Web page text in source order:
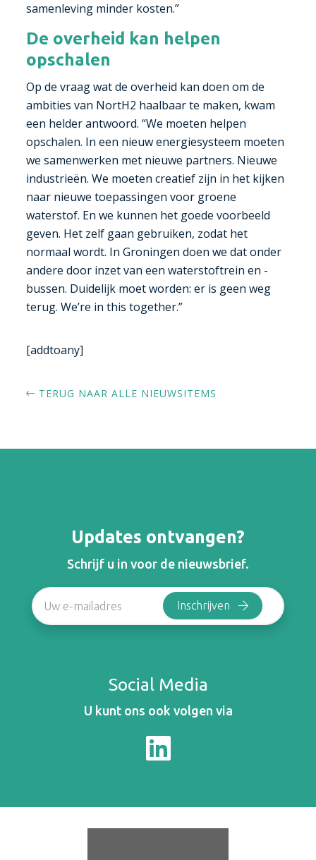
samenleving minder kosten.”
De overheid kan helpen
opschalen
Op de vraag wat de overheid kan doen om de
ambities van NortH2 haalbaar te maken, kwam
een helder antwoord. “We moeten helpen
opschalen. In een nieuw energiesysteem moeten
we samenwerken met nieuwe partners. Nieuwe
industrieën. We moeten creatief zijn in het kijken
naar nieuwe toepassingen voor groene
waterstof. En we kunnen het goede voorbeeld
geven. Het zelf gaan gebruiken, zodat het
normaal wordt. In Groningen doen we dat onder
andere door inzet van een waterstoftrein en -
bussen. Duidelijk moet worden: er is geen weg
terug. We’re in this together.”
[addtoany]
TERUG NAAR ALLE NIEUWSITEMS
Updates ontvangen?
Schrijf u in voor de nieuwsbrief.
Social Media
U kunt ons ook volgen via